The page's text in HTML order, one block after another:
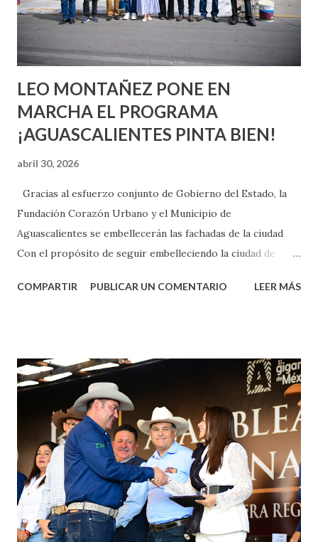
experimentarlo, pero como cualquier persona con
experiencia te dirá, siempre es mejor cuando ambas partes
son suficientemen...
LEO MONTAÑEZ PONE EN
MARCHA EL PROGRAMA
¡AGUASCALIENTES PINTA BIEN!
abril 30, 2026
Gracias al esfuerzo conjunto de Gobierno del Estado, la
Fundación Corazón Urbano y el Municipio de
Aguascalientes se embellecerán las fachadas de la ciudad
Con el propósito de seguir embelleciendo la ciudad de
municipal, Leo Montañez dio inicio al programa
Corazón Urbano y el Municipio capital. Leo Montañez
informó que en este programa se usarán cerca de 90 mil
metros cuadrados de pintura, para dar inicio en la calle
Nieto, entre Jesús F. Elizondo y la calle 22 de Octubre, con
lo que se aplicará pintura en 66 casas. Posteriormente se
llevará este programa a Villas de Nuestra Señora de la
Asunción, Avenida Alameda y Decreto 27 de Septiembre, en
los edificios FOVISSSTE Ojo de Agua, en la comunidad
Norias de Paso Hondo y en los edificios de...
COMPARTIR PUBLICAR UN COMENTARIO LEER MÁS